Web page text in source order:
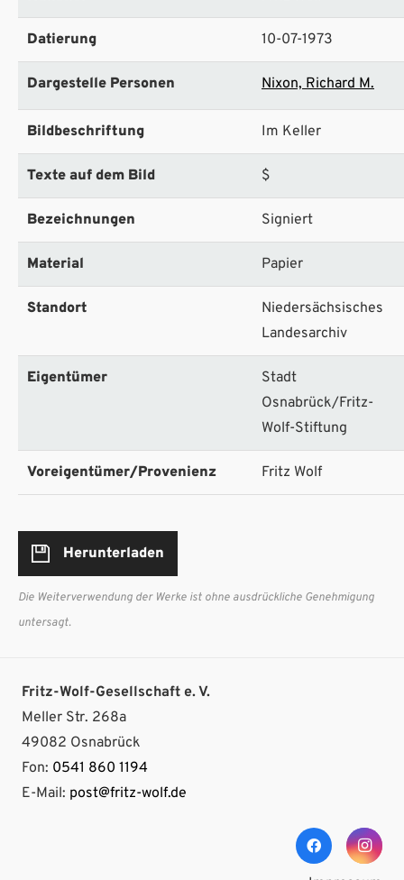
Datierung 10-07-1973
Dargestelle Personen Nixon, Richard M.
Bildbeschriftung Im Keller
Texte auf dem Bild $
Bezeichnungen Signiert
Material Papier
Standort
Niedersächsisches
Landesarchiv
Eigentümer
Stadt
Osnabrück/Fritz-
Wolf-Stiftung
Voreigentümer/Provenienz Fritz Wolf
Herunterladen
Die Weiterverwendung der Werke ist ohne ausdrückliche Genehmigung
untersagt.
Fritz-Wolf-Gesellschaft e. V.
Meller Str. 268a
49082 Osnabrück
Fon: 0541 860 1194
E-Mail: post@fritz-wolf.de